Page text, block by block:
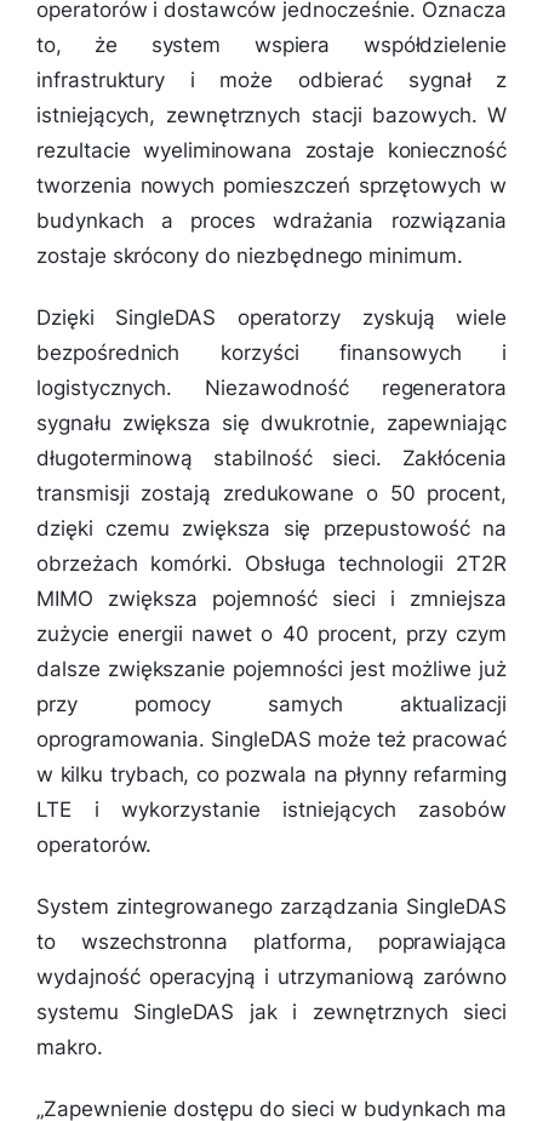
operatorów i dostawców jednocześnie. Oznacza
to, że system wspiera współdzielenie
infrastruktury i może odbierać sygnał z
istniejących, zewnętrznych stacji bazowych. W
rezultacie wyeliminowana zostaje konieczność
tworzenia nowych pomieszczeń sprzętowych w
budynkach a proces wdrażania rozwiązania
zostaje skrócony do niezbędnego minimum.
Dzięki SingleDAS operatorzy zyskują wiele
bezpośrednich korzyści finansowych i
logistycznych. Niezawodność regeneratora
sygnału zwiększa się dwukrotnie, zapewniając
długoterminową stabilność sieci. Zakłócenia
transmisji zostają zredukowane o 50 procent,
dzięki czemu zwiększa się przepustowość na
obrzeżach komórki. Obsługa technologii 2T2R
MIMO zwiększa pojemność sieci i zmniejsza
zużycie energii nawet o 40 procent, przy czym
dalsze zwiększanie pojemności jest możliwe już
przy pomocy samych aktualizacji
oprogramowania. SingleDAS może też pracować
w kilku trybach, co pozwala na płynny refarming
LTE i wykorzystanie istniejących zasobów
operatorów.
System zintegrowanego zarządzania SingleDAS
to wszechstronna platforma, poprawiająca
wydajność operacyjną i utrzymaniową zarówno
systemu SingleDAS jak i zewnętrznych sieci
makro.
„Zapewnienie dostępu do sieci w budynkach ma